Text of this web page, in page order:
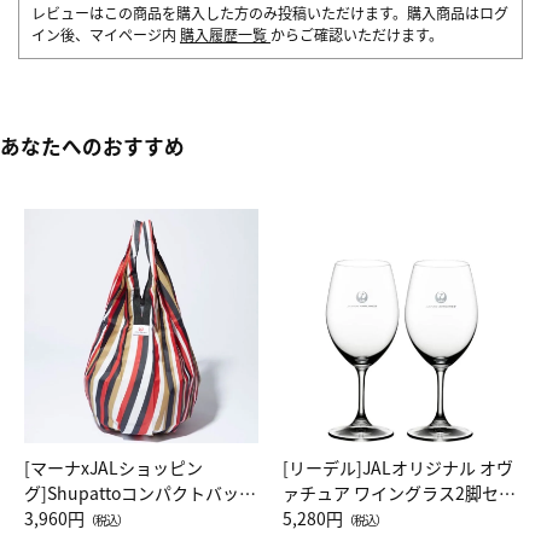
レビューはこの商品を購入した方のみ投稿いただけます。購入商品はログ
イン後、マイページ内 購入履歴一覧 からご確認いただけます。
あなたへのおすすめ
[マーナxJALショッピン
グ]Shupattoコンパクトバッグ
Drop JAL客室乗務員（LC）ス
3,960円 （税込）
[リーデル]JALオリジナル オヴ
ァチュア ワイングラス2脚セッ
ト（レッドワイン）
5,280円 （税込）